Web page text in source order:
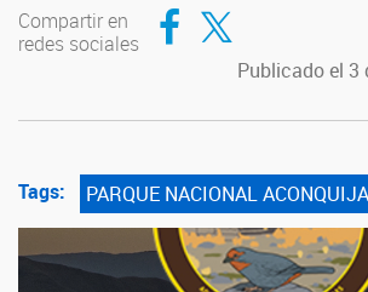
Compartir en
redes sociales
Publicado el 3
Tags: PARQUE NACIONAL ACONQUIJA